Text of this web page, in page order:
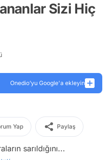
Sizi Hiç
Onedio’yu Google'a ekleyin
Yap Paylaş
sarıldığını...